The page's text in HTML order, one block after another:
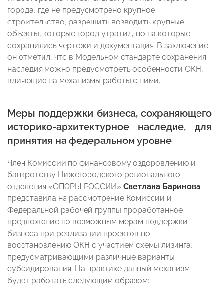
города, где не предусмотрено крупное
строительство, разрешить возводить крупные
объекты, которые город утратил, но на которые
сохранились чертежи и документация. В заключение
он отметил, что в Модельном стандарте сохранения
наследия можно предусмотреть особенности ОКН,
влияющие на механизмы работы с ними.
Меры поддержки бизнеса, сохраняющего
историко-архитектурное наследие, для
принятия на федеральном уровне
Член Комиссии по финансовому оздоровлению и
банкротству Нижегородского регионального
отделения «ОПОРЫ РОССИИ» Светлана Баринова
представила на рассмотрение Комиссии и
Федеральной рабочей группы проработанное
предложение по возможным мерам поддержки
бизнеса при реализации проектов по
восстановлению ОКН с участием схемы лизинга,
предусматривающими различные варианты
субсидирования. На практике данный механизм
будет работать следующим образом: